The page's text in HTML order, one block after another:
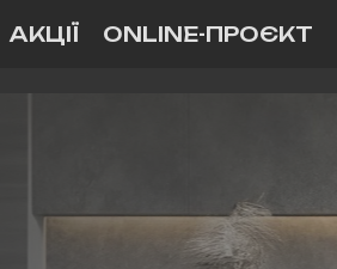
АКЦІЇ ONLINE-ПРОЄКТ